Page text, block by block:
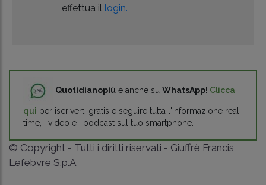
effettua il login.
Quotidianopiù è anche su WhatsApp! Clicca
qui per iscriverti gratis e seguire tutta l'informazione real
time, i video e i podcast sul tuo smartphone.
© Copyright - Tutti i diritti riservati - Giuffrè Francis
Lefebvre S.p.A.